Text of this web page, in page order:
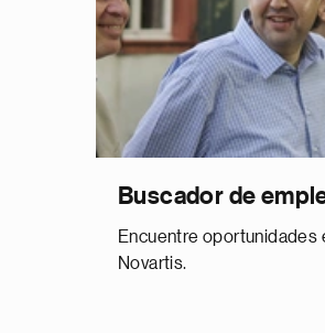
Buscador de
Encuentre oportunidades
Novartis.